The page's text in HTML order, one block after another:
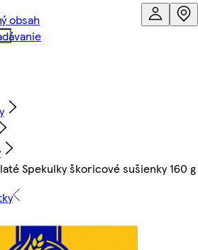
obsah
Spekulky škoricové sušienky 160 g